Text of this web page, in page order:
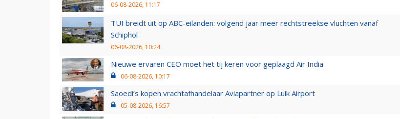
06-08-2026, 11:17
TUI breidt uit op ABC-eilanden: volgend jaar meer rechtstreekse vluchten vanaf
Schiphol
06-08-2026, 10:24
Nieuwe ervaren CEO moet het tij keren voor geplaagd Air India
06-08-2026, 10:17
Saoedi’s kopen vrachtafhandelaar Aviapartner op Luik Airport
05-08-2026, 16:57